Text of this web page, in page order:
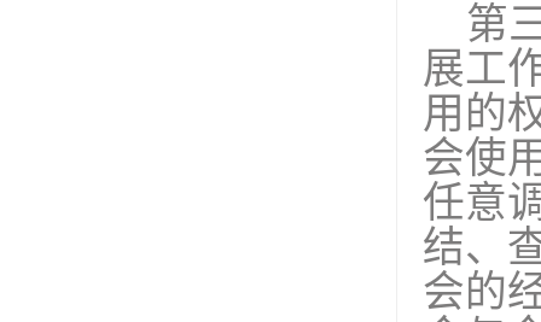
第
展工
用的
会使
任意
结、
会的